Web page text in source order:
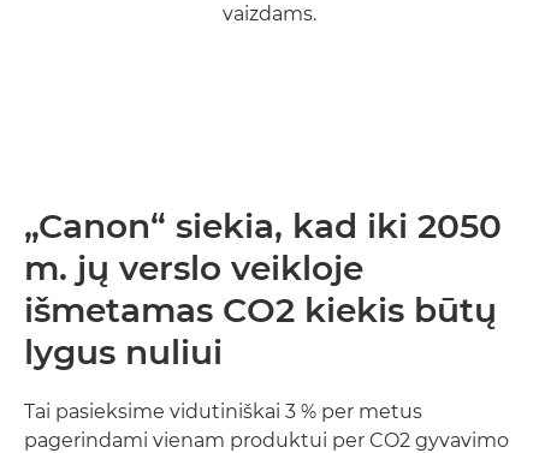
vaizdams.
„Canon“ siekia, kad iki 2050
m. jų verslo veikloje
išmetamas CO2 kiekis būtų
lygus nuliui
Tai pasieksime vidutiniškai 3 % per metus
pagerindami vienam produktui per CO2 gyvavimo